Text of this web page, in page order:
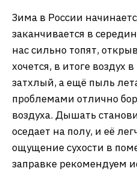
Зима в России
заканчивается в
нас сильно топят,
хочется, в итоге воздух
затхлый, а ещё пыль
проблемами отлично
воздуха. Дышать
оседает на полу, и её
ощущение сухости в
заправке рекомендуем